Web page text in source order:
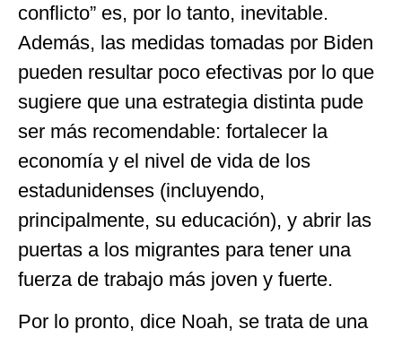
conflicto” es, por lo tanto, inevitable.
Además, las medidas tomadas por Biden
pueden resultar poco efectivas por lo que
sugiere que una estrategia distinta pude
ser más recomendable: fortalecer la
economía y el nivel de vida de los
estadunidenses (incluyendo,
principalmente, su educación), y abrir las
puertas a los migrantes para tener una
fuerza de trabajo más joven y fuerte.
Por lo pronto, dice Noah, se trata de una